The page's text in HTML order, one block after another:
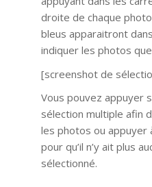
droite de chaque
bleus apparaitront
indiquer les photos
[screenshot de
Vous pouvez appuyer
sélection multiple afin
les photos ou appuyer
pour qu’il n’y ait plus
sélectionné.